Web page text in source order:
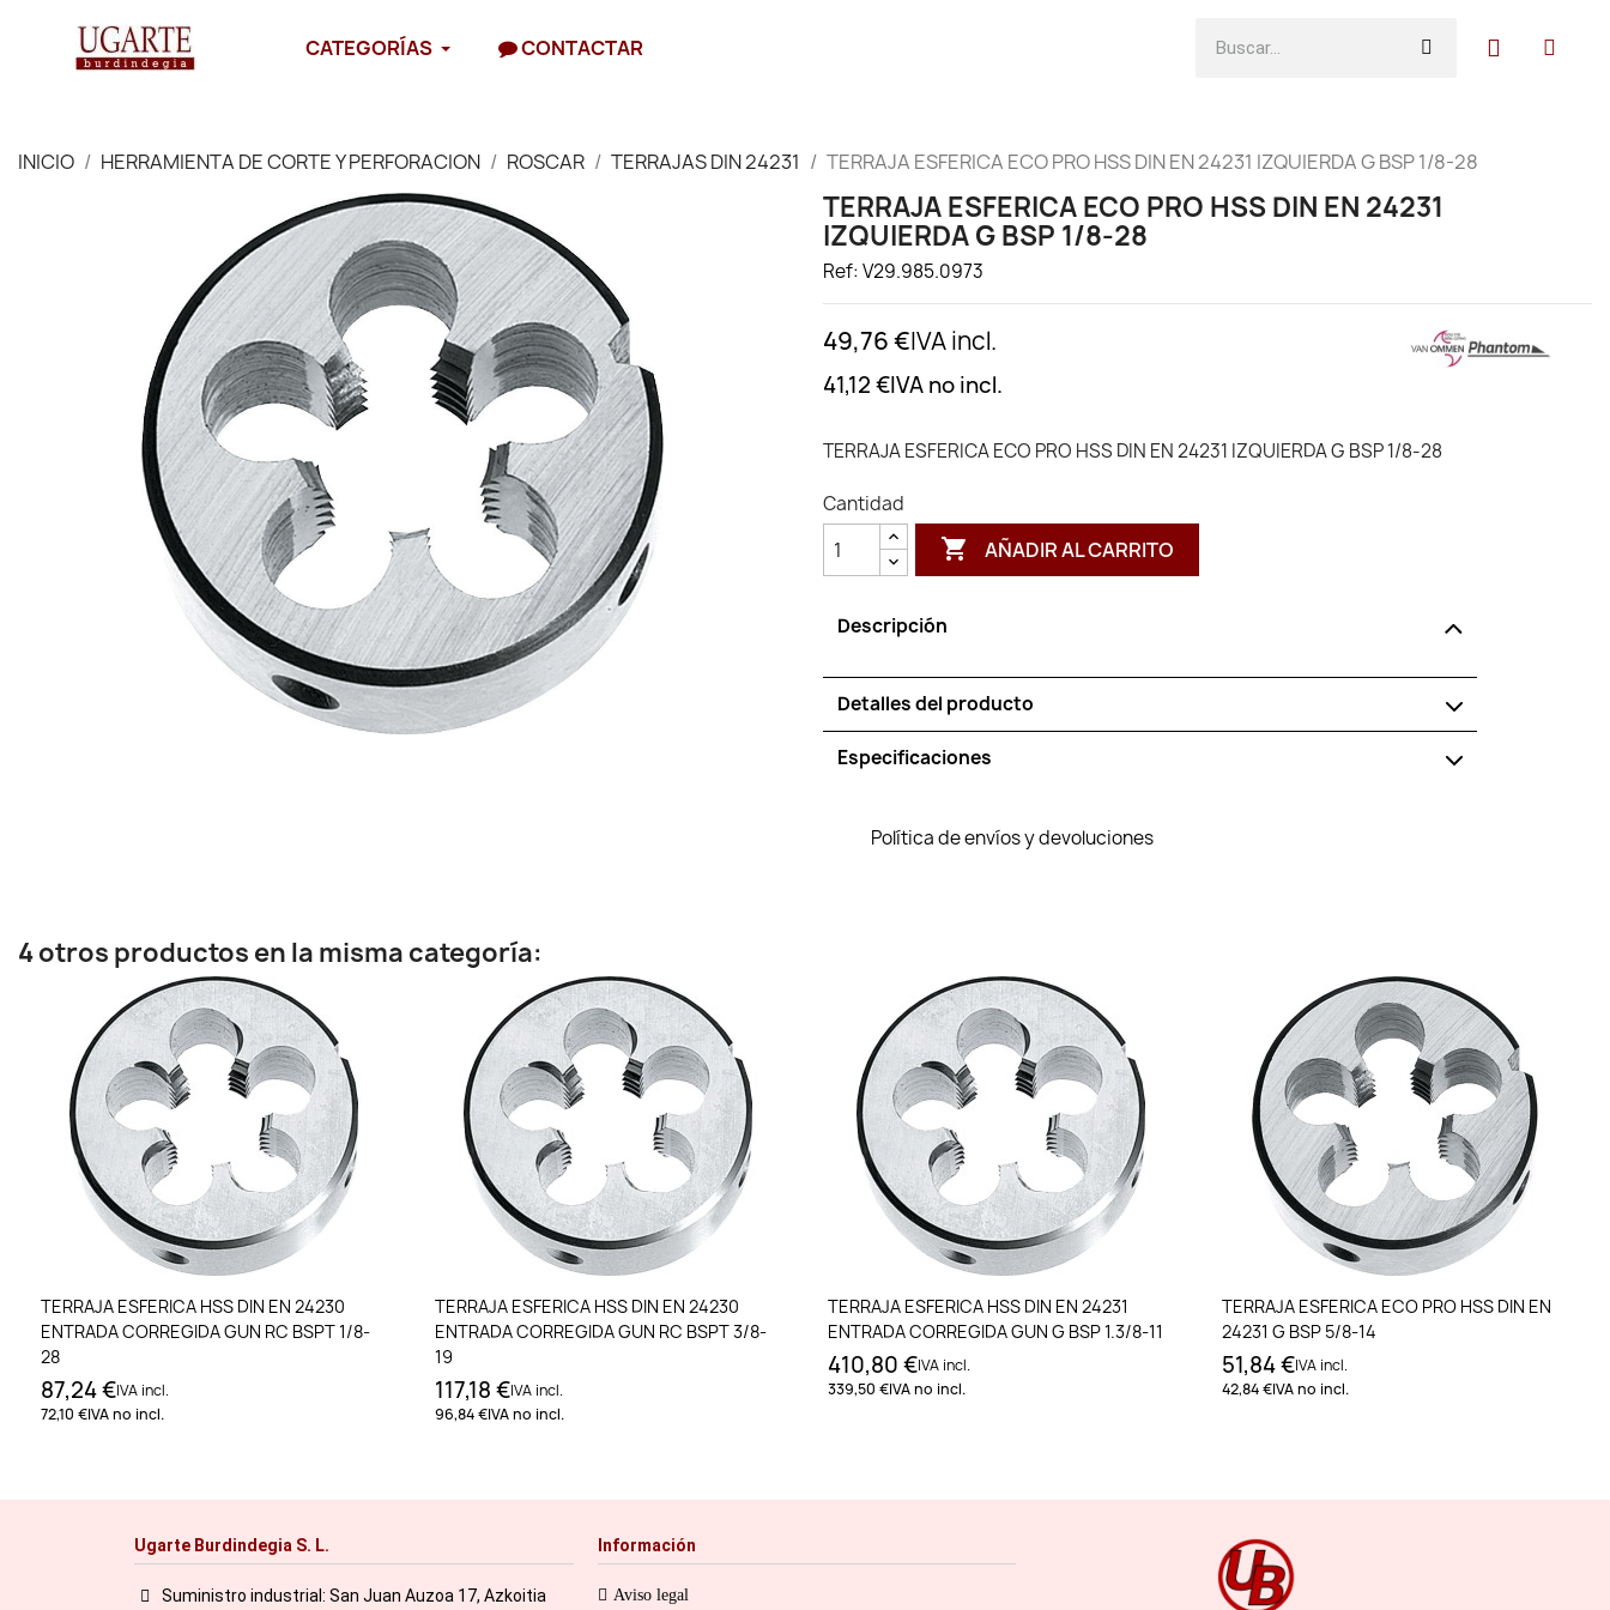
CATEGORÍAS CONTACTAR
INICIO HERRAMIENTA DE CORTE Y PERFORACION ROSCAR TERRAJAS DIN 24231 TERRAJA ESFERICA ECO PRO HSS DIN EN 24231 IZQUIERDA G BSP 1/8-28
TERRAJA ESFERICA ECO PRO HSS DIN EN 24231
IZQUIERDA G BSP 1/8-28
Ref: V29.985.0973
49,76 €IVA incl.
41,12 €IVA no incl.
TERRAJA ESFERICA ECO PRO HSS DIN EN 24231 IZQUIERDA G BSP 1/8-28
Cantidad
 AÑADIR AL CARRITO
Descripción
Detalles del producto
Especificaciones
Política de envíos y devoluciones
4 otros productos en la misma categoría:
Añadir al carrito
TERRAJA ESFERICA HSS DIN EN 24230
ENTRADA CORREGIDA GUN RC BSPT 1/8-
28
87,24 €IVA incl.
72,10 €IVA no incl.
Añadir al carrito
TERRAJA ESFERICA HSS DIN EN 24230
ENTRADA CORREGIDA GUN RC BSPT 3/8-
19
117,18 €IVA incl.
96,84 €IVA no incl.
Añadir al carrito
TERRAJA ESFERICA HSS DIN EN 24231
ENTRADA CORREGIDA GUN G BSP 1.3/8-11
410,80 €IVA incl.
339,50 €IVA no incl.
Añadir al carrito
TERRAJA ESFERICA ECO PRO HSS DIN EN
24231 G BSP 5/8-14
51,84 €IVA incl.
42,84 €IVA no incl.
Ugarte Burdindegia S. L.
Suministro industrial: San Juan Auzoa 17, Azkoitia
Información
Aviso legal